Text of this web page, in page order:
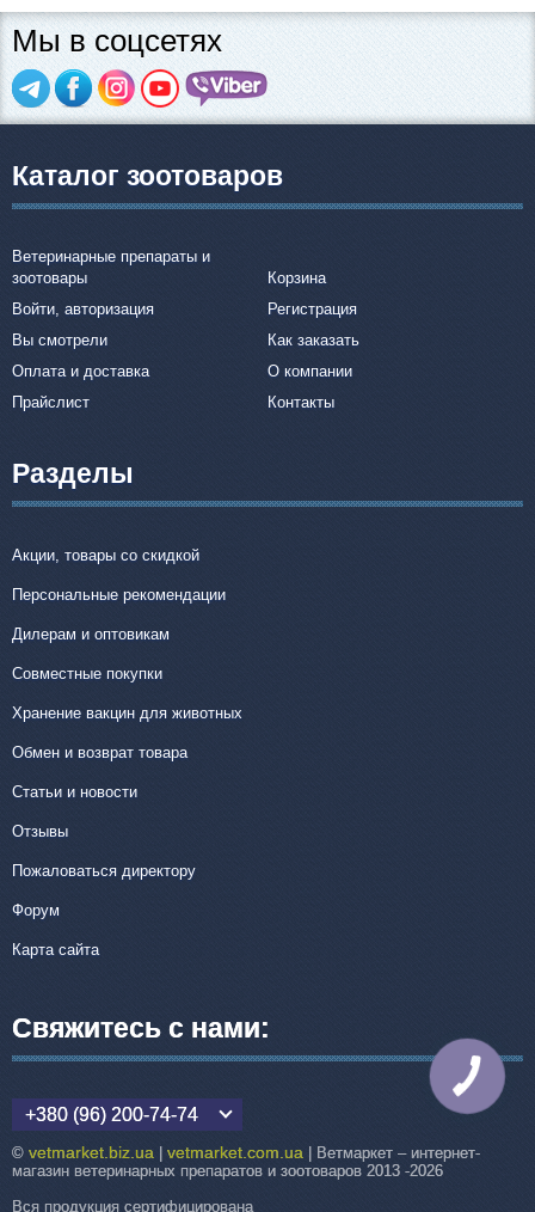
Мы в соцсетях
Каталог зоотоваров
Ветеринарные препараты и
зоотовары
Корзина
Войти, авторизация
Регистрация
Вы смотрели
Как заказать
Оплата и доставка
О компании
Прайслист
Контакты
Разделы
Акции, товары со скидкой
Персональные рекомендации
Дилерам и оптовикам
Совместные покупки
Хранение вакцин для животных
Обмен и возврат товара
Статьи и новости
Отзывы
Пожаловаться директору
Форум
Карта сайта
Свяжитесь с нами:
+380 (96) 200-74-74
© vetmarket.biz.ua | vetmarket.com.ua | Ветмаркет – интернет-
магазин ветеринарных препаратов и зоотоваров 2013 -2026
Вся продукция сертифицирована
КНОПКА
СВЯЗИ